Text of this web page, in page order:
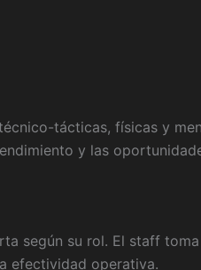
tácticas, físicas y
y las
según su rol. El staff
efectividad operativa.